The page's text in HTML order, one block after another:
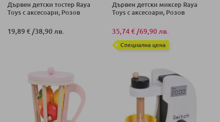
Дървен детски тостер Raya
Toys с аксесоари, Розов
19,89 € /38,90 лв.
Дървен детски миксер Raya
Toys с аксесоари, Розов
35,74 € /69,90 лв.
Специална цена